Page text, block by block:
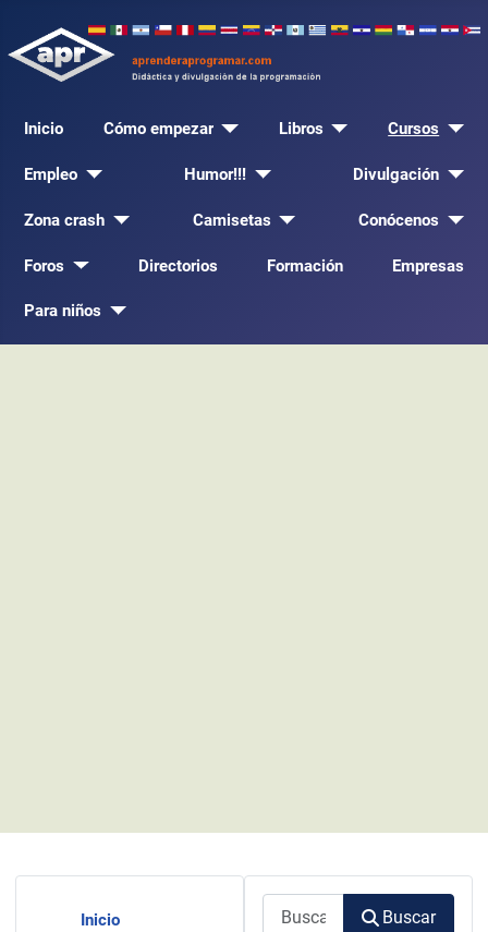
Inicio Cómo empezar Libros Cursos
Empleo Humor!!! Divulgación
Zona crash Camisetas Conócenos
Foros Directorios Formación Empresas
Para niños
Inicio Buscar